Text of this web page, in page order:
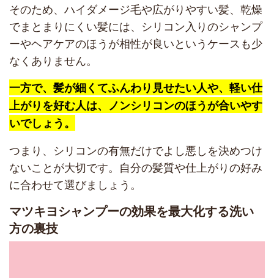
そのため、ハイダメージ毛や広がりやすい髪、乾燥
でまとまりにくい髪には、シリコン入りのシャンプ
ーやヘアケアのほうが相性が良いというケースも少
なくありません。
一方で、髪が細くてふんわり見せたい人や、軽い仕
上がりを好む人は、ノンシリコンのほうが合いやす
いでしょう。
つまり、シリコンの有無だけでよし悪しを決めつけ
ないことが大切です。自分の髪質や仕上がりの好み
に合わせて選びましょう。
マツキヨシャンプーの効果を最大化する洗い
方の裏技